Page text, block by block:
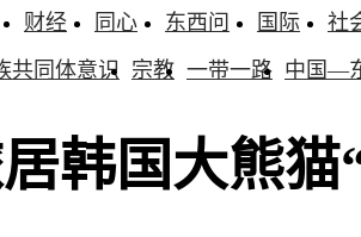
财经 同心 东西问 国际
社
共同体意识
宗教 一带一路 中国—
韩国大熊